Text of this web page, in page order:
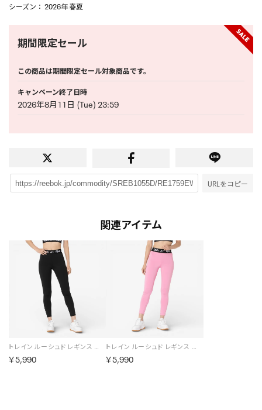
シーズン ： 2026年 春夏
期間限定セール
この商品は期間限定セール対象商品です。
キャンペーン終了日時
2026年8月11日 (Tue) 23:59
URLをコピー
関連アイテム
トレイン ルーシュド レギンス / CORE FITNESS TRAINING RUCHED LEGGING （ブラック）
￥5,990
トレイン ルーシュド レギンス / CORE FITNESS TRAINING RUCHED LEGGING （ピンク）
￥5,990